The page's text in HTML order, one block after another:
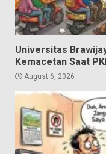
Universitas
Kemacetan Saat
August 6, 2026